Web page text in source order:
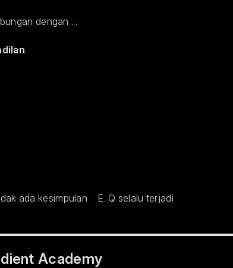
dengan ...
.
ada kesimpulan E. Q selalu terjadi
Academy